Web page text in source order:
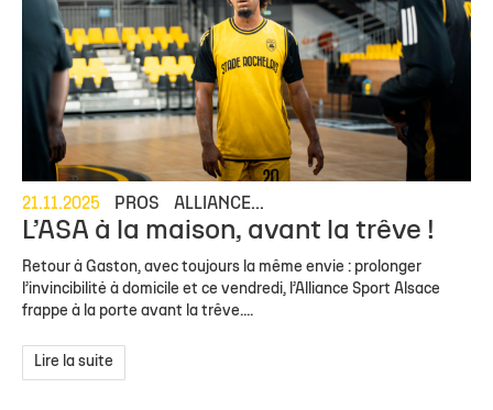
21.11.2025 PROS ALLIANCE...
L’ASA à la maison, avant la trêve !
Retour à Gaston, avec toujours la même envie : prolonger
l’invincibilité à domicile et ce vendredi, l’Alliance Sport Alsace
frappe à la porte avant la trêve....
Lire la suite